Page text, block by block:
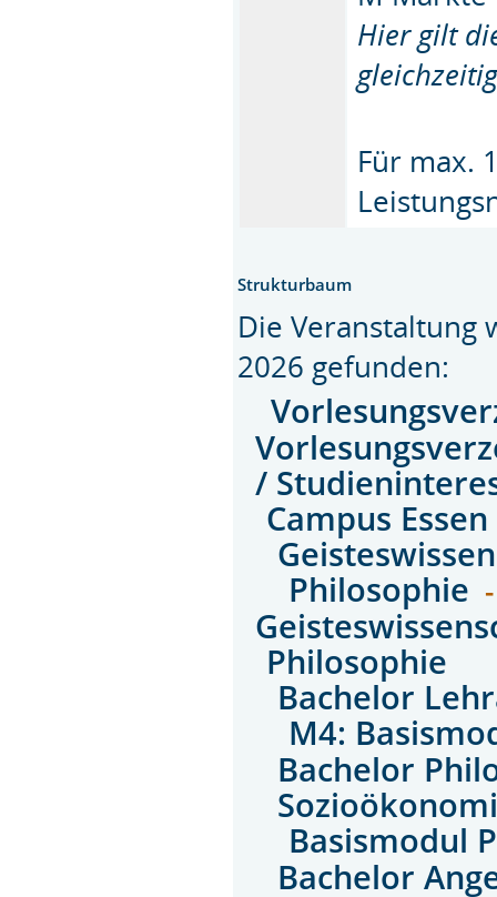
Hier gilt
Für max.
Strukturbaum
Die Veranstaltung
2026 gefunden:
/
Campus Essen
Philosophie
Philosophie
Bachelor
M4:
Bachelor
Basismodul
Bachelor